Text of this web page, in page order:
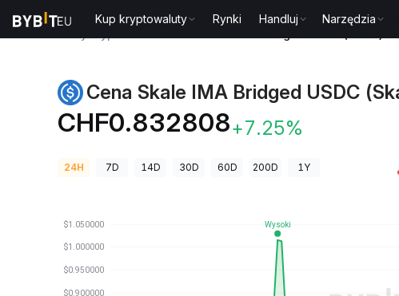
Kup kryptowaluty Rynki Handluj Narzędzia
Cena Skale IMA Bridged USDC
CHF0.832808+7.25%
24H 7D 14D 30D 60D 200D 1Y